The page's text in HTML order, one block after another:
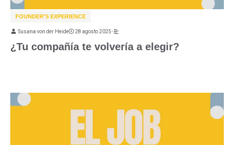
FOUNDER'S EXPERIENCE
¿Tu compañía te volvería a elegir?
Susana von der Heide 28 agosto 2025•